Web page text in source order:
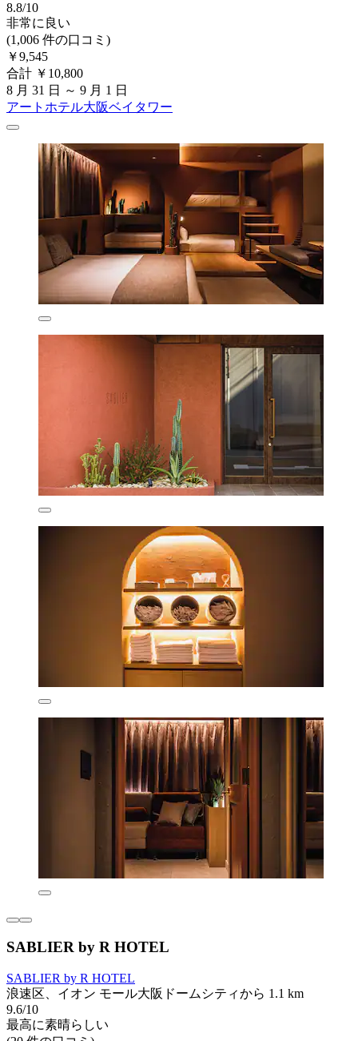
8.8/10
非常に良い
(1,006 件の口コミ)
￥9,545
合計 ￥10,800
8 月 31 日 ～ 9 月 1 日
アートホテル大阪ベイタワー
SABLIER by R HOTEL
SABLIER by R HOTEL
浪速区、イオン モール大阪ドームシティから 1.1 km
9.6/10
最高に素晴らしい